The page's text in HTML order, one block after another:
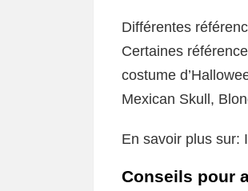
Différentes
Certaines
costume
Mexican Skull,
En savoir plus sur:
Conseils pour